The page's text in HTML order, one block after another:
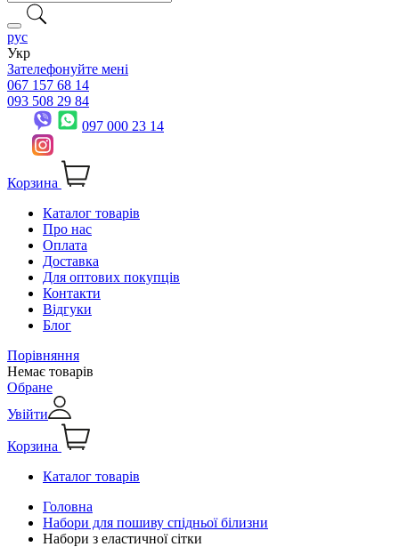
рус
Укр
Зателефонуйте мені
067 157 68 14
093 508 29 84
097 000 23 14
Корзина
Каталог товарів
Про нас
Оплата
Доставка
Для оптових покупців
Контакти
Відгуки
Блог
Порівняння
Немає товарів
Обране
Увійти
Корзина
Каталог товарів
Головна
Набори для пошиву спідньої білизни
Набори з еластичної сітки